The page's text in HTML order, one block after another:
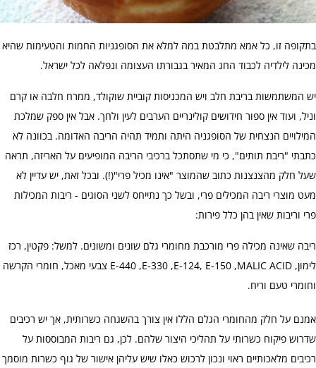
בתקופה זו, כל אמא מתלבטת במה למלא את הסופגניות החמות והטעימות שהיא
מכינה לילדיה לכבוד החג המאיר בגבורתו העצומה ונפלאה לכל ישראל.
יש המשתמשות בריבת חלב ויש המכניסות קוביית שוקולד, ממרח חלבה או קרם
וניל, ועוד אין ספור חידושים קולינריים הערבים לעין ולחך. אבל אין ספק שמלכת
המילויים הנצחית של הסופגניה היתה ותמיד תהיה הריבה האדומה. בכוונה לא
כתבתי "ריבת תותים", כי מי שתסתכל ברכיבי הריבה המופיעים על האריזה, תראה
שעל חלק מהצנצנות כתוב שהמוצר "אינו מכיל פרי"(!). ובכל זאת, יש עדיין לא
מעט מוצרי ריבה המכילים פרי, ובשל כך נתייחס לשני הסוגים - ריבות המכילות
פרי וריבות שאין בהן כלל פירות:
ריבה שאינה מכילה פרי מורכבת מחומרי גלם שונים ומשונים. למשל: פקטין, רכז
לימון, E-440 ,E-330 ,E-124, E-150 ,MALIC ACID צבעי מאכל, חומרי הקרשה
וחומרי טעם וריח.
אמנם על חלק מהחומרי הגלם הללו אין צורך בהשגחה כשרותית, אך יש רכיבים
שדרוש פיקוח כשרותי על תהליכי היצור שלהם. לכן, גם ריבות המבוססות על
רכיבים מלאכותיים ראוי ונכון לרכוש כאלו שיש עליהן אישור של גוף כשרות מוסמך